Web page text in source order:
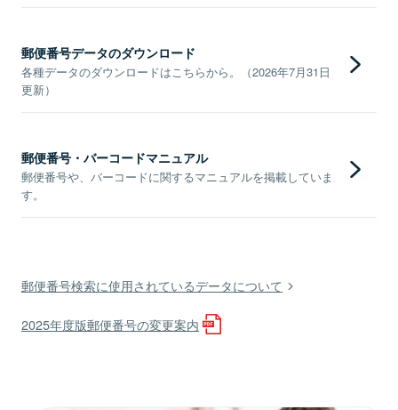
郵便番号データのダウンロード
各種データのダウンロードはこちらから。（2026年7月31日
更新）
郵便番号・バーコードマニュアル
郵便番号や、バーコードに関するマニュアルを掲載していま
す。
郵便番号検索に使用されているデータについて
2025年度版郵便番号の変更案内